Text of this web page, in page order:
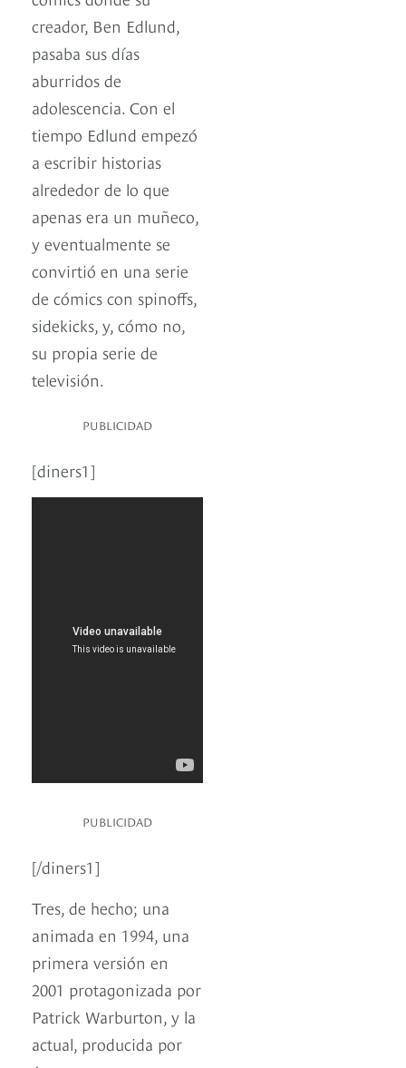
creador, Ben Edlund,
pasaba sus días
aburridos de
adolescencia. Con el
tiempo Edlund empezó
a escribir historias
alrededor de lo que
apenas era un muñeco,
y eventualmente se
convirtió en una serie
de cómics con spinoffs,
sidekicks, y, cómo no,
su propia serie de
televisión.
PUBLICIDAD
[diners1]
PUBLICIDAD
[/diners1]
Tres, de hecho; una
animada en 1994, una
primera versión en
2001 protagonizada por
Patrick Warburton, y la
actual, producida por